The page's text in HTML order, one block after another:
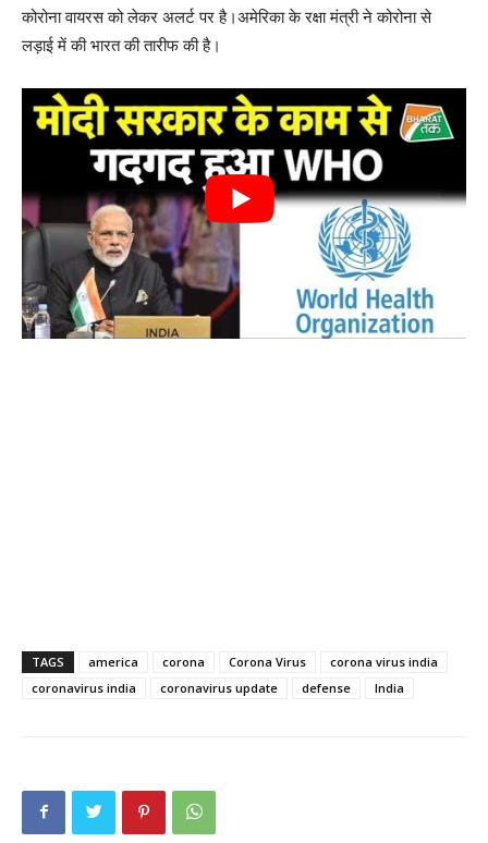
कोरोना वायरस को लेकर अलर्ट पर है।अमेरिका के रक्षा मंत्री ने कोरोना से
लड़ाई में की भारत की तारीफ की है।
TAGS america corona Corona Virus
corona virus india
coronavirus india
coronavirus update defense India